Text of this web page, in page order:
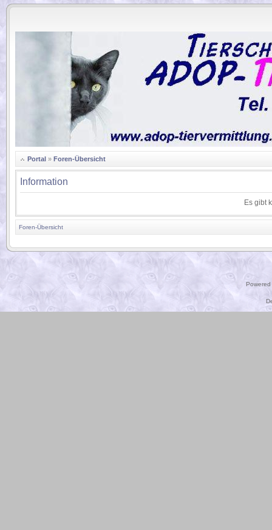
.
Portal » Foren-Übersicht
Information
Es gibt
Foren-Übersicht
.